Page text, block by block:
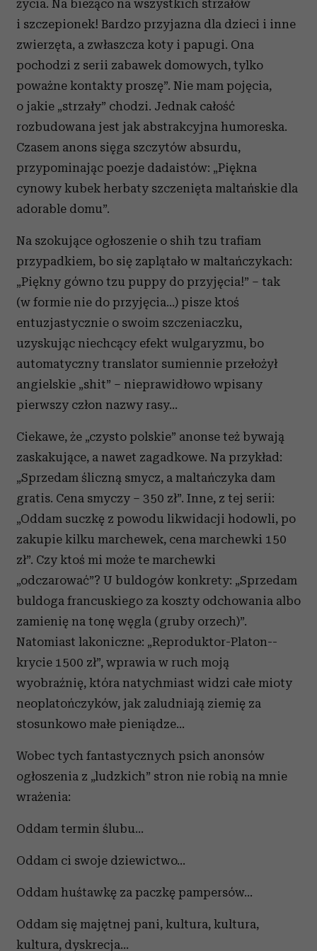
społecznościowym, reklamowym i analitycznym.
Partnerzy mogą połączyć te informacje z innymi danymi
otrzymanymi od Ciebie lub uzyskanymi podczas
korzystania z ich usług.
życia. Na bieżąco na wszystkich strzałów
i szczepionek! Bardzo przyjazna dla dzieci i inne
zwierzęta, a zwłaszcza koty i papugi. Ona
pochodzi z serii zabawek domowych, tylko
poważne kontakty proszę”. Nie mam pojęcia,
o jakie „strzały” chodzi. Jednak całość
rozbudowana jest jak abstrakcyjna humoreska.
Czasem anons sięga szczytów absurdu,
przypominając poezje dadaistów: „Piękna
cynowy kubek herbaty szczenięta maltańskie dla
adorable domu”.
Na szokujące ogłoszenie o shih tzu trafiam
przypadkiem, bo się zaplątało w maltańczykach:
„Piękny gówno tzu puppy do przyjęcia!” – tak
(w formie nie do przyjęcia…) pisze ktoś
entuzjastycznie o swoim szczeniaczku,
uzyskując niechcący efekt wulgaryzmu, bo
automatyczny translator sumiennie przełożył
angielskie „shit” – nieprawidłowo wpisany
pierwszy człon nazwy rasy…
Ciekawe, że „czysto polskie” anonse też bywają
zaskakujące, a nawet zagadkowe. Na przykład:
„Sprzedam śliczną smycz, a maltańczyka dam
gratis. Cena smyczy – 350 zł”. Inne, z tej serii:
„Oddam suczkę z powodu likwidacji hodowli, po
zakupie kilku marchewek, cena marchewki 150
zł”. Czy ktoś mi może te marchewki
„odczarować”? U buldogów konkrety: „Sprzedam
buldoga francuskiego za koszty odchowania albo
zamienię na tonę węgla (gruby orzech)”.
Natomiast lakoniczne: „Reproduktor-Platon--
krycie 1500 zł”, wprawia w ruch moją
wyobraźnię, która natychmiast widzi całe mioty
neoplatończyków, jak zaludniają ziemię za
stosunkowo małe pieniądze…
Wobec tych fantastycznych psich anonsów
ogłoszenia z „ludzkich” stron nie robią na mnie
wrażenia:
Oddam termin ślubu…
Oddam ci swoje dziewictwo…
Oddam huśtawkę za paczkę pampersów…
Oddam się majętnej pani, kultura, kultura,
kultura, dyskrecja…